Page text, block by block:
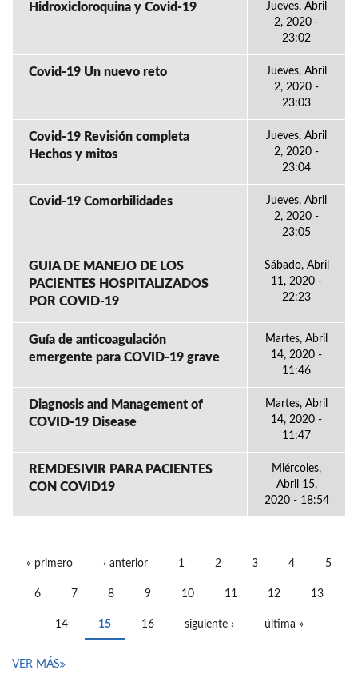
Hidroxicloroquina y Covid-19
Jueves, Abril
2, 2020 -
23:02
Covid-19 Un nuevo reto
Jueves, Abril
2, 2020 -
23:03
Covid-19 Revisión completa
Hechos y mitos
Jueves, Abril
2, 2020 -
23:04
Covid-19 Comorbilidades
Jueves, Abril
2, 2020 -
23:05
GUIA DE MANEJO DE LOS
PACIENTES HOSPITALIZADOS
POR COVID-19
Sábado, Abril
11, 2020 -
22:23
Guía de anticoagulación
emergente para COVID-19 grave
Martes, Abril
14, 2020 -
11:46
Diagnosis and Management of
COVID-19 Disease
Martes, Abril
14, 2020 -
11:47
REMDESIVIR PARA PACIENTES
CON COVID19
Miércoles,
Abril 15,
2020 - 18:54
« primero ‹ anterior 1 2 3 4 5
6 7 8 9 10 11 12 13
14 15 16 siguiente › última »
VER MÁS